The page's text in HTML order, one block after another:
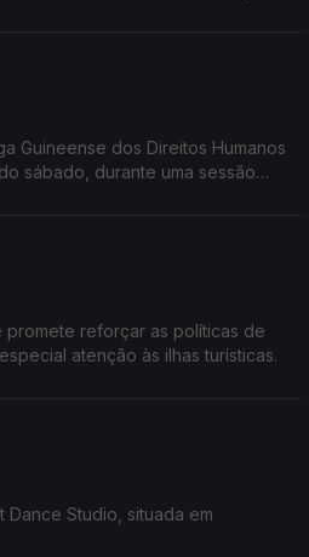
Guineense dos Direitos Humanos
sábado, durante uma sessão
reforçar as políticas de
atenção às ilhas turísticas.
Dance Studio, situada em